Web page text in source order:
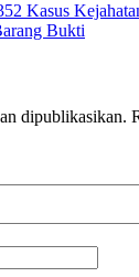
Kasus
Bukti
dipublikasikan.